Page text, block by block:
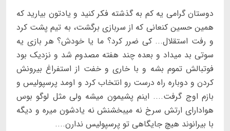
دوستان گرامی یه کم به گذشته فکر کنید و یادتون بیارید که
همین حسین کنعانی که از سربازی برگشت، به تیم پشت کرد
و رفت استقلال... کی ضرر کرد؟ ما یا خودش؟ هر بازی یه
سوتی بد میداد و بعده چند هفته مصدوم شد و نزدیک بود
فوتبالش تموم بشه و با خاری و خفت از استفراغ بیرونش
کردن و دوباره راه درست رو انتخاب کرد و اومد پرسپولیس و
بازم اوج گرفت.... اینم پشیمون میشه ولی مثل لوگو بوس
هوادارای ارتش سرخ نه میبخشنش نه یادشون میره و دیگه
با بیرانوند هیچ جایگاهی تو پرسپولیس ندارن....